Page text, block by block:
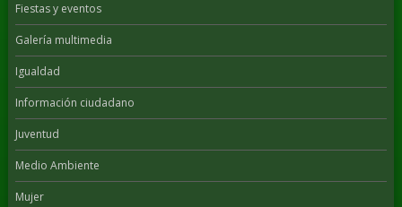
Fiestas y eventos
Galería multimedia
Igualdad
Información ciudadano
Juventud
Medio Ambiente
Mujer